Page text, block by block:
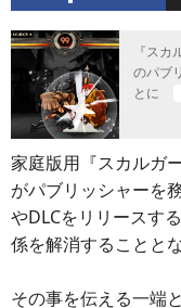
『ス
のパブ
とに
家庭版用『スカルガ
がパブリッシャーを
やDLCをリリースす
係を解消することと
その事を伝える一端